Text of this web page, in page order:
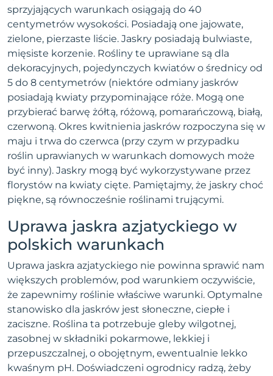
sprzyjających warunkach osiągają do 40
centymetrów wysokości. Posiadają one jajowate,
zielone, pierzaste liście. Jaskry posiadają bulwiaste,
mięsiste korzenie. Rośliny te uprawiane są dla
dekoracyjnych, pojedynczych kwiatów o średnicy od
5 do 8 centymetrów (niektóre odmiany jaskrów
posiadają kwiaty przypominające róże. Mogą one
przybierać barwę żółtą, różową, pomarańczową, białą,
czerwoną. Okres kwitnienia jaskrów rozpoczyna się w
maju i trwa do czerwca (przy czym w przypadku
roślin uprawianych w warunkach domowych może
być inny). Jaskry mogą być wykorzystywane przez
florystów na kwiaty cięte. Pamiętajmy, że jaskry choć
piękne, są równocześnie roślinami trującymi.
Uprawa jaskra azjatyckiego w
polskich warunkach
Uprawa jaskra azjatyckiego nie powinna sprawić nam
większych problemów, pod warunkiem oczywiście,
że zapewnimy roślinie właściwe warunki. Optymalne
stanowisko dla jaskrów jest słoneczne, ciepłe i
zaciszne. Roślina ta potrzebuje gleby wilgotnej,
zasobnej w składniki pokarmowe, lekkiej i
przepuszczalnej, o obojętnym, ewentualnie lekko
kwaśnym pH. Doświadczeni ogrodnicy radzą, żeby